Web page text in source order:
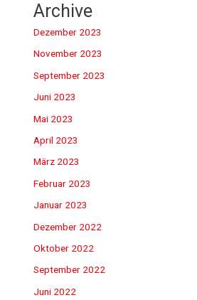
Archive
Dezember 2023
November 2023
September 2023
Juni 2023
Mai 2023
April 2023
März 2023
Februar 2023
Januar 2023
Dezember 2022
Oktober 2022
September 2022
Juni 2022